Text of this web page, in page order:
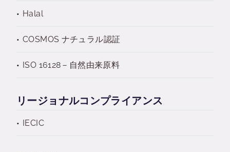
Halal
COSMOS ナチュラル認証
ISO 16128－自然由来原料
リージョナルコンプライアンス
IECIC